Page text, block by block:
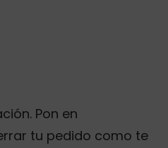
Pon en
tu pedido como te